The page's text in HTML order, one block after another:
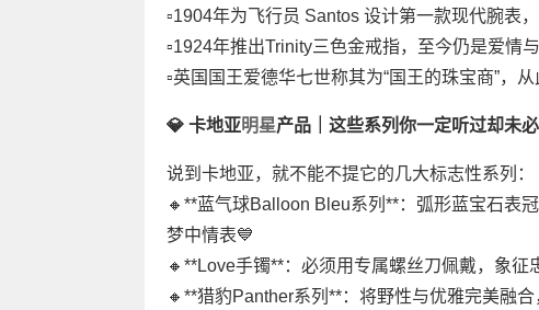
▫️1904年为飞行员 Santos 设计第一款现代腕表
▫️1924年推出Trinity三色金戒指，至今仍是爱情
▫️英国国王爱德华七世称其为“国王的珠宝商”，
💎 卡地亚明星产品｜这些系列你一定听过却未
说到卡地亚，就不能不提它的几大标志性系列：
🔸**蓝气球Balloon Bleu系列**：弧形蓝宝石表
梦中情表💙
🔸**Love手镯**：必须用专属螺丝刀佩戴，象征
🔸**猎豹Panther系列**：将野性与优雅完美融